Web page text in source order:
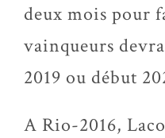
deux mois pour
vainqueurs
2019 ou début
A Rio-2016,